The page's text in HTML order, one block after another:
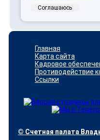
Главная
Карта сайта
Кадровое
Противодействие
Ссылки
© Счетная палата
Соглашаюсь